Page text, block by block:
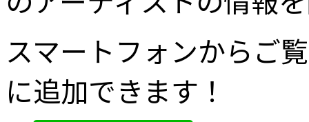
スマートフォンからご
に追加できます！